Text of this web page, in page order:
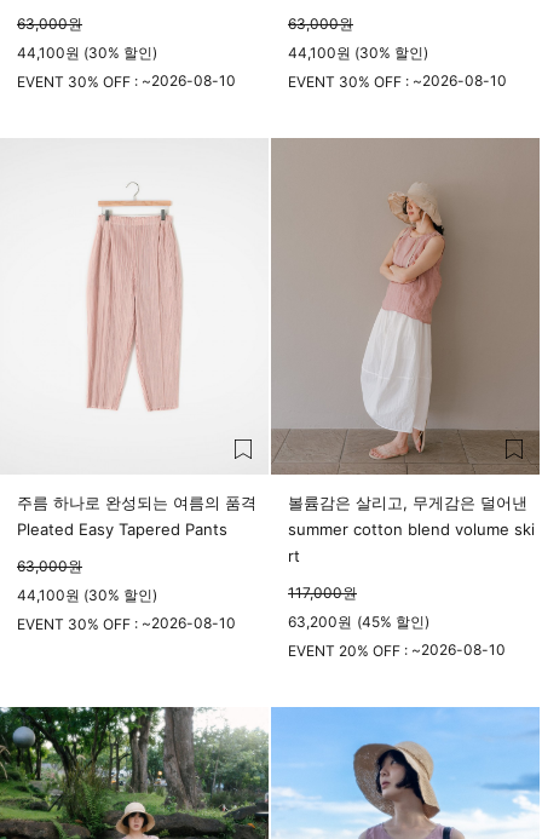
63,000원
44,100원 (30% 할인)
EVENT 30% OFF : ~2026-08-10
63,000원
44,100원 (30% 할인)
EVENT 30% OFF : ~2026-08-10
주름 하나로 완성되는 여름의 품격
Pleated Easy Tapered Pants
63,000원
44,100원 (30% 할인)
EVENT 30% OFF : ~2026-08-10
볼륨감은 살리고, 무게감은 덜어낸
summer cotton blend volume ski
rt
117,000원
63,200원 (45% 할인)
EVENT 20% OFF : ~2026-08-10